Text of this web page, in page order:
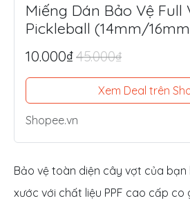
Miếng Dán Bảo Vệ Full
Pickleball (14mm/
Mỹ Siêu Dày 8.5mil
10.000₫45.000₫
Xem Deal trên
Shopee.vn
Bảo vệ toàn diện cây vợt của
xước với chất liệu PPF cao cấp co